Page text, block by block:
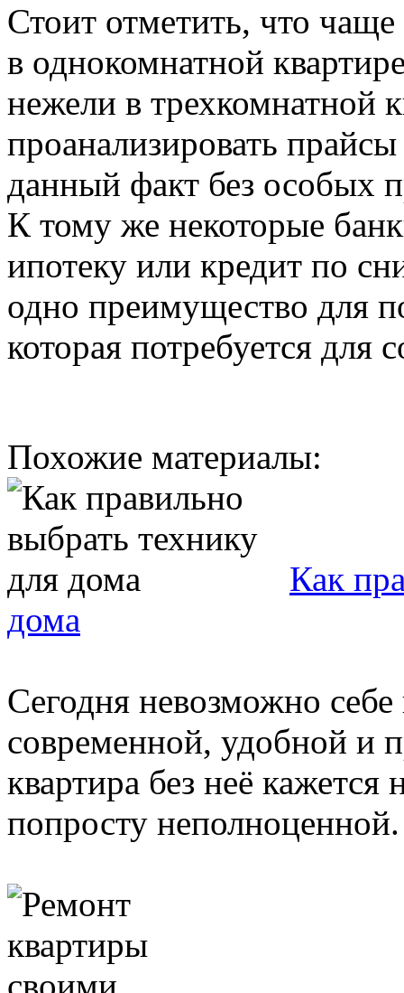
Стоит отметить, что
в однокомнатной
нежели в трехкомнатной
проанализировать
данный факт без особых
К тому же некоторые
ипотеку или кредит по
одно преимущество для
которая потребуется для
Похожие материалы:
Как
дома
Сегодня невозможно себе
современной, удобной и
квартира без неё
попросту